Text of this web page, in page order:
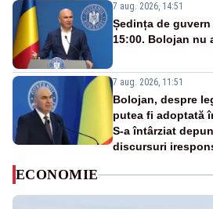
7 aug. 2026, 14:51
Ședința de
15:00. Bolojan nu
7 aug. 2026, 11:51
Bolojan, despre
putea fi adoptată
S-a întârziat
discursuri
ECONOMIE